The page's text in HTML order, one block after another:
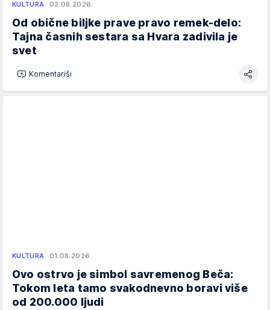
KULTURA 02.08.2026.
Od obične biljke prave pravo remek-delo:
Tajna časnih sestara sa Hvara zadivila je
svet
Komentariši
KULTURA 01.08.2026.
Ovo ostrvo je simbol savremenog Beča:
Tokom leta tamo svakodnevno boravi više
od 200.000 ljudi